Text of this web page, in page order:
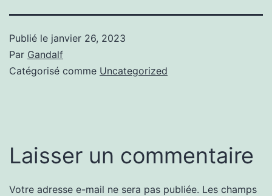
Publié le janvier 26, 2023
Par Gandalf
Catégorisé comme Uncategorized
Laisser un commentaire
Votre adresse e-mail ne sera pas publiée. Les champs